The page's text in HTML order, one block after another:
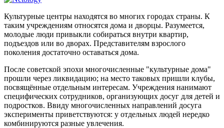
Культурные центры находятся во многих городах страны. К
таким учреждениям относятся дома и дворцы. Разумеется,
молодые люди привыкли собираться внутри квартир,
подъездов или во дворах. Представителям взрослого
поколения достаточно оставаться дома.
После советской эпохи многочисленные "культурные дома"
прошли через ликвидацию; на место таковых пришли клубы,
посвящённые отдельным интересам. Учреждения нанимают
специфических сотрудников, организующих досуг для детей и
подростков. Ввиду многочисленных направлений досуга
эксперименты приветствуются: у отдельных людей нередко
комбинируются разные увлечения.